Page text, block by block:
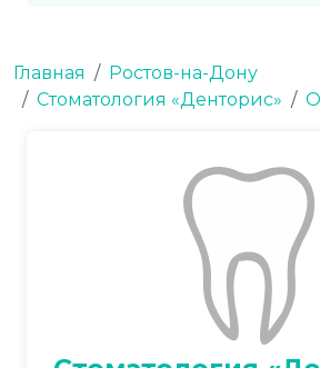
Главная
Ростов-на-Дону
Стоматология «Денторис»